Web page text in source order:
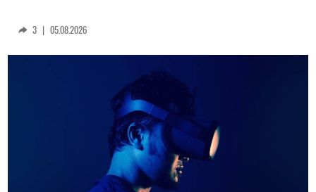
3 | 05.08.2026